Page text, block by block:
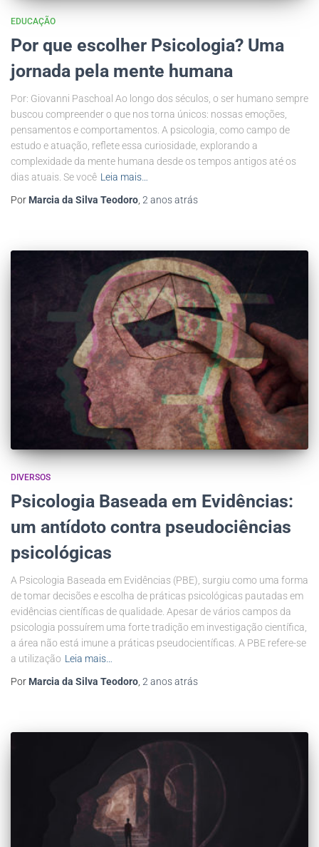
EDUCAÇÃO
Por que escolher Psicologia? Uma
jornada pela mente humana
Por: Giovanni Paschoal Ao longo dos séculos, o ser humano sempre
buscou compreender o que nos torna únicos: nossas emoções,
pensamentos e comportamentos. A psicologia, como campo de
estudo e atuação, reflete essa curiosidade, explorando a
complexidade da mente humana desde os tempos antigos até os
dias atuais. Se você Leia mais…
Por Marcia da Silva Teodoro 2 anosatrás
DIVERSOS
Psicologia Baseada em Evidências:
um antídoto contra pseudociências
psicológicas
A Psicologia Baseada em Evidências (PBE), surgiu como uma forma
de tomar decisões e escolha de práticas psicológicas pautadas em
evidências científicas de qualidade. Apesar de vários campos da
psicologia possuírem uma forte tradição em investigação científica,
a área não está imune a práticas pseudocientíficas. A PBE refere-se
a utilização Leia mais…
Por Marcia da Silva Teodoro 2 anosatrás